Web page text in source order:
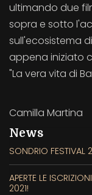
ultimando due
sopra e sotto
sull'ecosistema
appena iniziato
"La vera vita di
Camilla Martina
News
SONDRIO FESTIVAL
APERTE LE
2021!